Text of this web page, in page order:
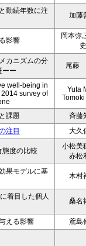
勤続年数に注
加藤
影響
岡本弥,
史
カニズムの分
ーー
尾藤
well-being in
survey of
Yuta
課題
斉藤
注目
大久
度の比較
小松美
赤松
果モデルに基
木村
着目した個人
桑名
える影響 鳶島